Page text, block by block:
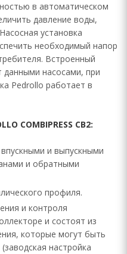
в автоматическом
давление воды,
установка
необходимый напор
Встроенный
данными насосами, при
Pedrollo работает в
COMBIPRESS CB2:
и выпускными
и обратными
профиля.
и контроля
и состоят из
которые могут быть
настройка